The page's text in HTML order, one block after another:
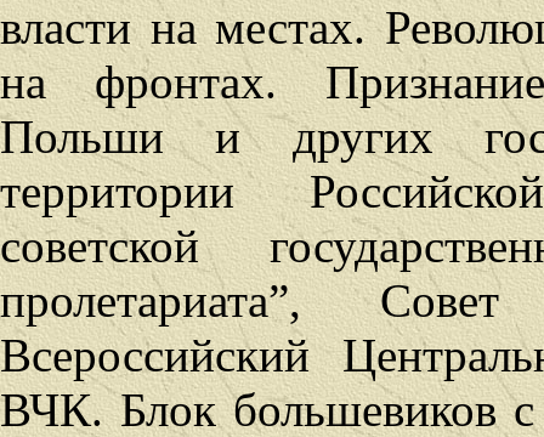
власти на местах.
на фронтах.
Польши и других
территории
советской
пролетариата”,
Всероссийский
ВЧК. Блок большевиков